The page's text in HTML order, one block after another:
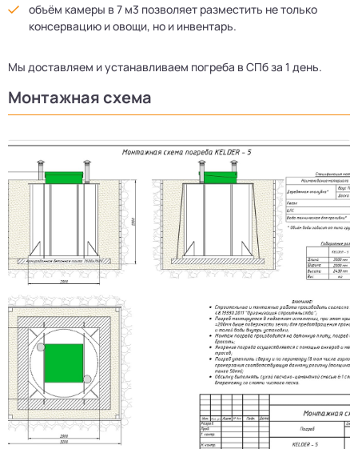
объём камеры в 7 м3 позволяет разместить не только
консервацию и овощи, но и инвентарь.
Мы доставляем и устанавливаем погреба в СПб за 1 день.
Монтажная схема